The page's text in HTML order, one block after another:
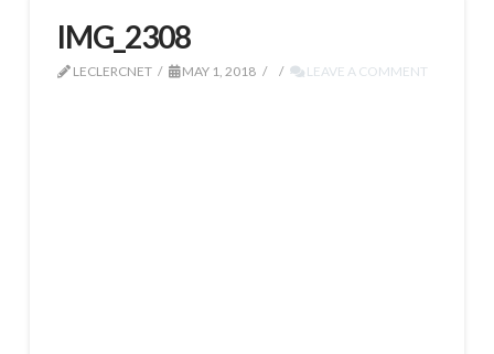
IMG_2308
LECLERCNET MAY 1, 2018 LEAVE A COMMENT